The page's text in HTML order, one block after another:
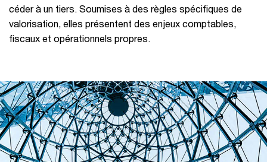
céder à un tiers. Soumises à des règles spécifiques de
valorisation, elles présentent des enjeux comptables,
fiscaux et opérationnels propres.